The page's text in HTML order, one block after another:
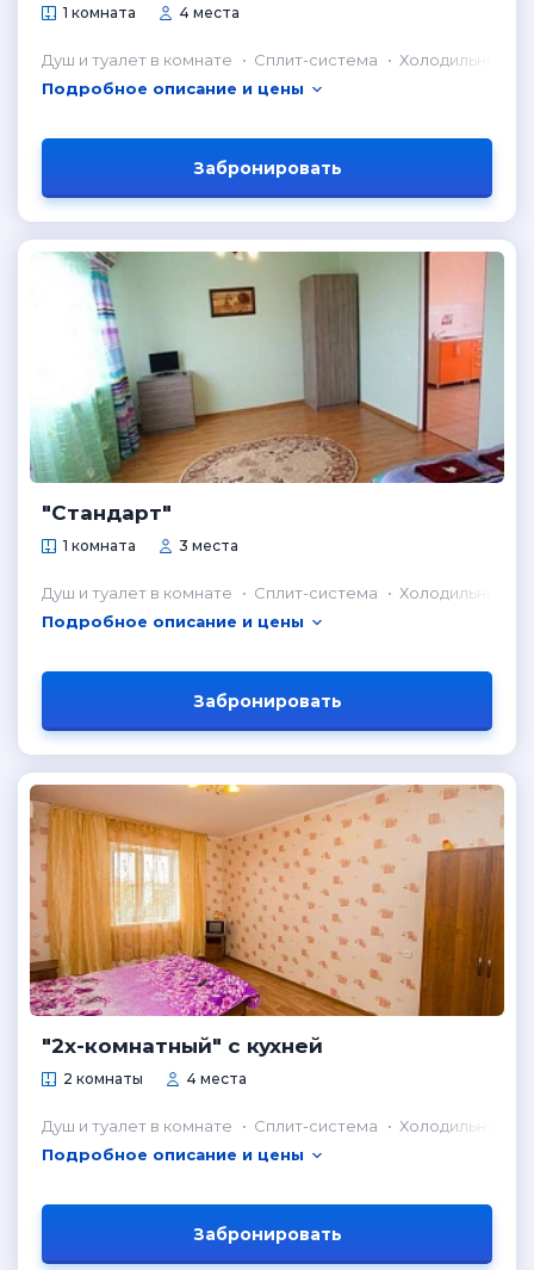
1 комната 4 места
Душ и туалет в комнате Сплит-система
Холодильник в
Подробное описание и цены
Забронировать
"Стандарт"
1 комната 3 места
Душ и туалет в комнате Сплит-система
Холодильник в
Подробное описание и цены
Забронировать
"2х-комнатный" с кухней
2 комнаты 4 места
Душ и туалет в комнате Сплит-система
Холодильник в
Подробное описание и цены
Забронировать